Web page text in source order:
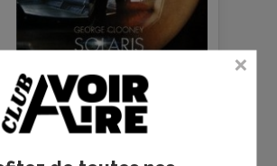
MA VIE AVEC LIBERACE -
STEVEN SODERBERGH -